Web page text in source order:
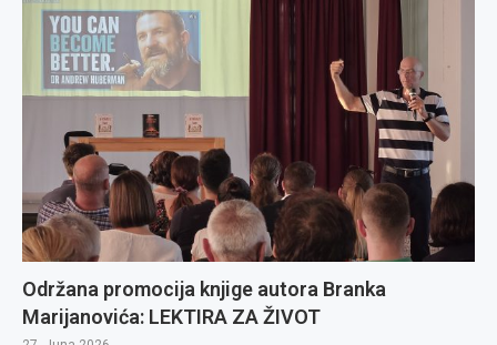
Održana promocija knjige autora Branka
Marijanovića: LEKTIRA ZA ŽIVOT